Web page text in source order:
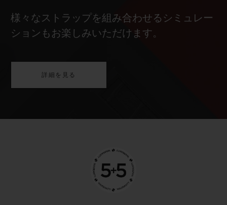
様々なストラップを組み合わせるシミュレー
ションもお楽しみいただけます。
詳細を見る